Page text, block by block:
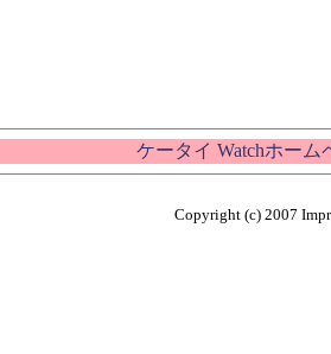
ケータイ Watchホーム
Copyright (c) 2007